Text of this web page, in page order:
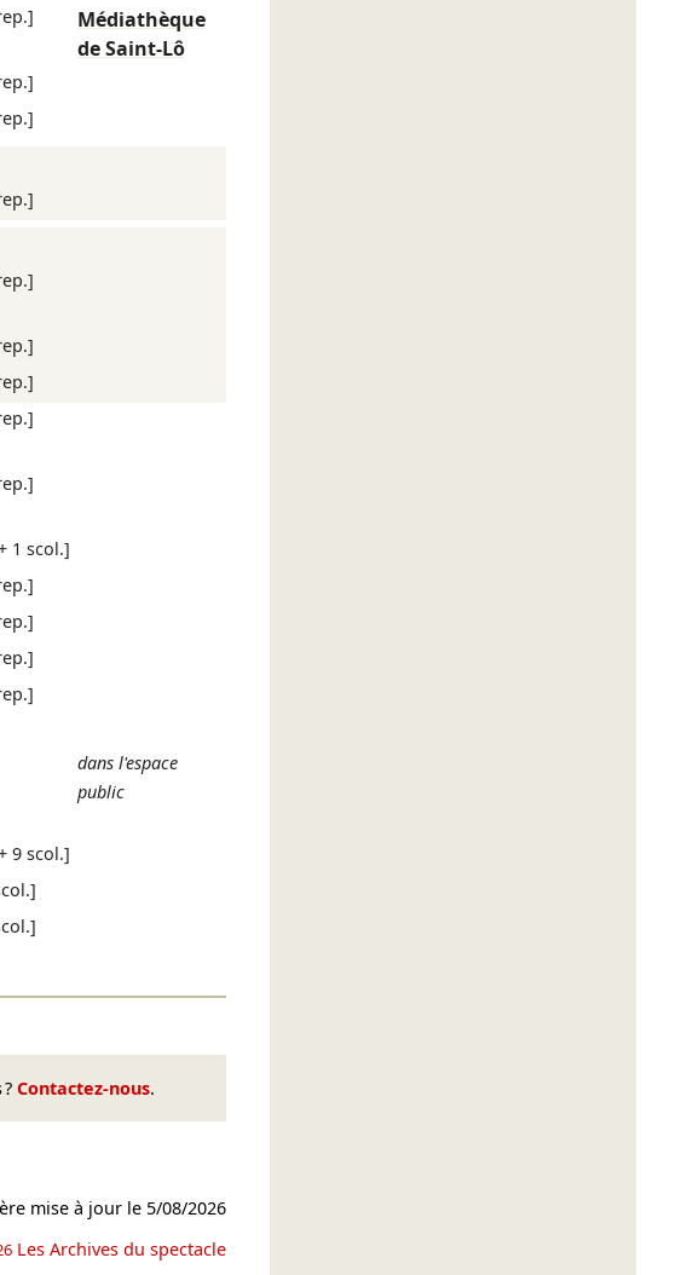
Médiathèque
de Saint-Lô
1 scol.]
dans l'espace
public
9 scol.]
Contactez-nous.
mise à jour le 5/08/2026
Les Archives du spectacle